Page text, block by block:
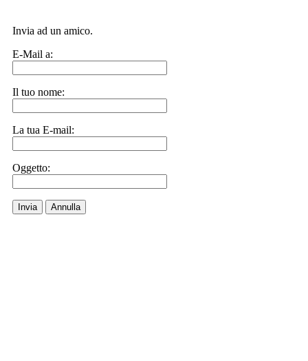
Invia ad un amico.
E-Mail a:
Il tuo nome:
La tua E-mail:
Oggetto:
Invia Annulla